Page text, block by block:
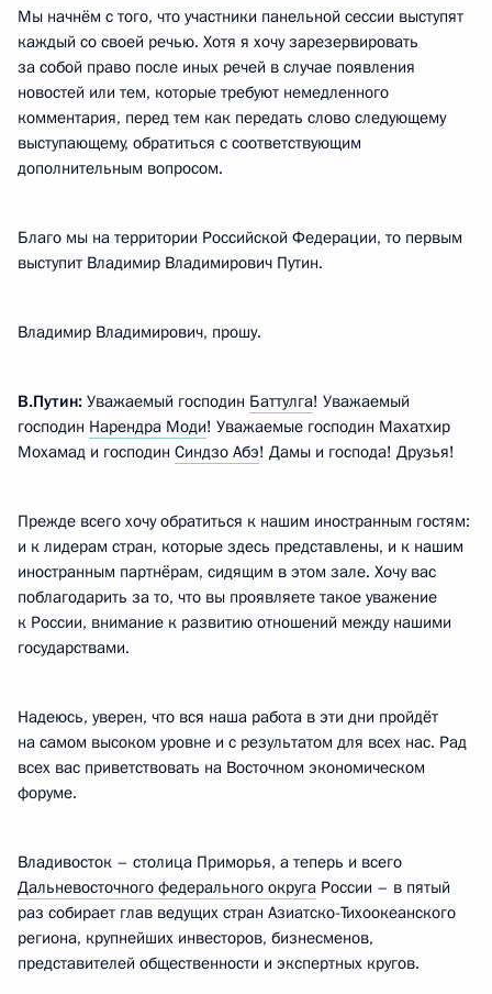
Мы начнём с того, что участники панельной сессии выступят
каждый со своей речью. Хотя я хочу зарезервировать
за собой право после иных речей в случае появления
новостей или тем, которые требуют немедленного
комментария, перед тем как передать слово следующему
выступающему, обратиться с соответствующим
дополнительным вопросом.
Благо мы на территории Российской Федерации, то первым
выступит Владимир Владимирович Путин.
Владимир Владимирович, прошу.
В.Путин: Уважаемый господин Баттулга! Уважаемый
господин Нарендра Моди! Уважаемые господин Махатхир
Мохамад и господин Синдзо Абэ! Дамы и господа! Друзья!
Прежде всего хочу обратиться к нашим иностранным гостям:
и к лидерам стран, которые здесь представлены, и к нашим
иностранным партнёрам, сидящим в этом зале. Хочу вас
поблагодарить за то, что вы проявляете такое уважение
к России, внимание к развитию отношений между нашими
государствами.
Надеюсь, уверен, что вся наша работа в эти дни пройдёт
на самом высоком уровне и с результатом для всех нас. Рад
всех вас приветствовать на Восточном экономическом
форуме.
Владивосток – столица Приморья, а теперь и всего
Дальневосточного федерального округа России – в пятый
раз собирает глав ведущих стран Азиатско-Тихоокеанского
региона, крупнейших инвесторов, бизнесменов,
представителей общественности и экспертных кругов.